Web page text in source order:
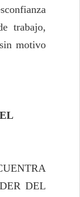
trabajo,
motivo
DEL